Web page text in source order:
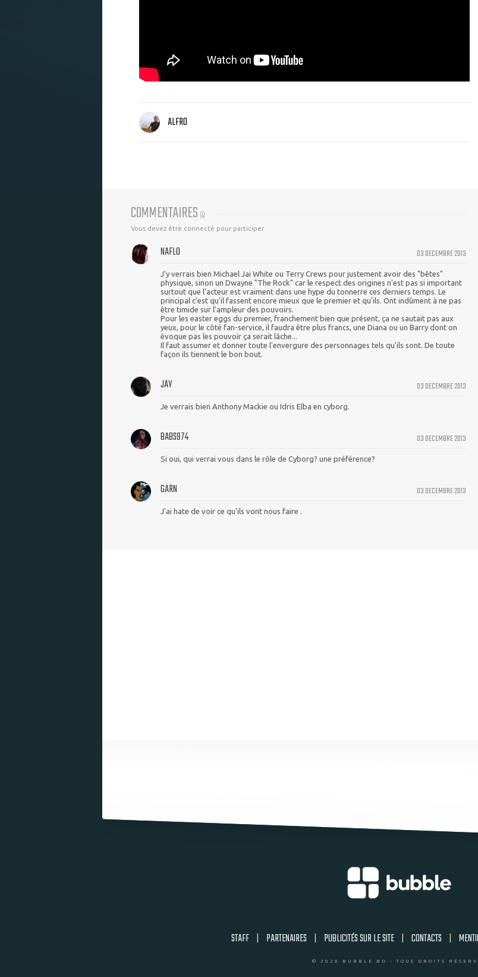
ALFRO
COMMENTAIRES (4)
Vous devez être connecté pour participer
03 DECEMBRE 2013
NAFLO
J'y verrais bien Michael Jai White ou Terry Crews pour justement avoir des "bêtes"
physique, sinon un Dwayne "The Rock" car le respect des origines n'est pas si important
surtout que l'acteur est vraiment dans une hype du tonnerre ces derniers temps. Le
principal c'est qu'il fassent encore mieux que le premier et qu'ils. Ont indûment à ne pas
être timide sur l'ampleur des pouvoirs.
Pour les easter eggs du premier, franchement bien que présent, ça ne sautait pas aux
yeux, pour le côté fan-service, il faudra être plus francs, une Diana ou un Barry dont on
évoque pas les pouvoir ça serait lâche...
Il faut assumer et donner toute l'envergure des personnages tels qu'ils sont. De toute
façon ils tiennent le bon bout.
03 DECEMBRE 2013
JAY
Je verrais bien Anthony Mackie ou Idris Elba en cyborg.
03 DECEMBRE 2013
BABS974
Si oui, qui verrai vous dans le rôle de Cyborg? une préférence?
03 DECEMBRE 2013
GARN
J'ai hate de voir ce qu'ils vont nous faire .
STAFF | PARTENAIRES | PUBLICITÉS SUR LE SITE | CONTACTS |
© 2026 BUBBLE BD - TOUS DROITS